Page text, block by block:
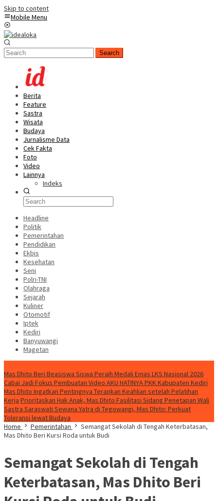
Skip to content
Mobile Menu
Search
Berita
Feature
Sastra
Wisata
Budaya
Jurnalisme Data
Cek Fakta
Foto
Video
Lainnya
Indeks
Headline
Politik
Pemerintahan
Pendidikan
Ekbis
Kesehatan
Seni
Polri-TNI
Olahraga
Sejarah
Kuliner
Otomotif
Iptek
Kediri
Banyuwangi
Magetan
Mas Dhito Beri Beasiswa Siswa Peraih Medali Emas LKS Nasional 2026
Cabai Jadi Fokus Pembuatan Video AKU HATINYA PKK Kabupaten Kediri
Mas Dhito Ingatkan Pentingnya Terapkan Keahlian setelah Pelatihan
Kerja Prioritaskan Hak Anak, Mas Dhito Fasilitasi Sidang Penetapan Wali
Sastra Saraswati Sewana Yatra di Tegowangi, Mas Dhito: Perkuat
Toleransi lewat Budaya
Home
Pemerintahan
Semangat Sekolah di Tengah Keterbatasan,
Mas Dhito Beri Kursi Roda untuk Budi
Semangat Sekolah di Tengah
Keterbatasan, Mas Dhito Beri